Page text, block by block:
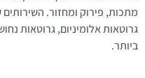
מתכות, פירוק ומחזור. השירותים
גרוטאות אלומיניום, גרוטאות
ביותר.